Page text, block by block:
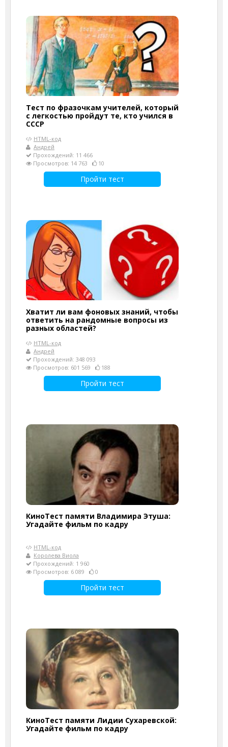
Тест по фразочкам учителей, который
с легкостью пройдут те, кто учился в
СССР
HTML-код
Андрей
Прохождений: 11 466
Просмотров: 14 763
10
Пройти тест
Хватит ли вам фоновых знаний, чтобы
ответить на рандомные вопросы из
разных областей?
HTML-код
Андрей
Прохождений: 348 093
Просмотров: 601 569
188
Пройти тест
КиноТест памяти Владимира Этуша:
Угадайте фильм по кадру
HTML-код
Королева Виола
Прохождений: 1 960
Просмотров: 6 089
0
Пройти тест
КиноТест памяти Лидии Сухаревской:
Угадайте фильм по кадру